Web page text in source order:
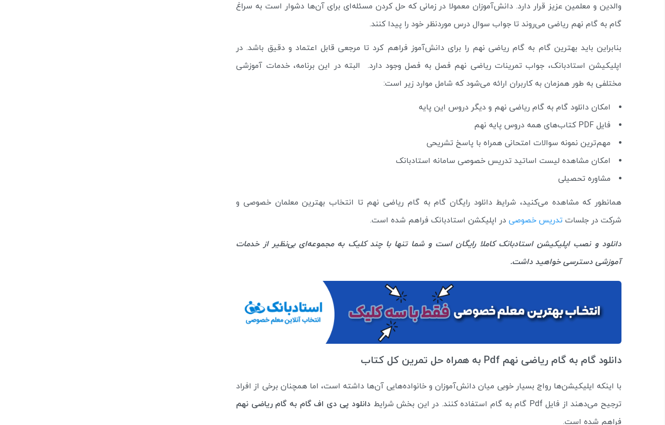
والدین و معلمین عزیز قرار دارد. دانش‌آموزان معمولا در زمانی که حل کردن مسئله‌ای برای آن‌ها دشوار است به سراغ
گام به گام نهم ریاضی می‌روند تا جواب سوال درس موردنظر خود را پیدا کنند.
بنابراین باید بهترین گام به گام ریاضی نهم را برای دانش‌آموز فراهم کرد تا مرجعی قابل اعتماد و دقیق باشد. در
اپلیکیشن استادبانک، جواب تمرینات ریاضی نهم فصل به فصل وجود دارد. البته در این برنامه، خدمات آموزشی
مختلفی به طور همزمان به کاربران ارائه می‌شود که شامل موارد زیر است:
امکان دانلود گام به گام ریاضی نهم و دیگر دروس این پایه
فایل PDF کتاب‌های همه دروس پایه نهم
مهم‌ترین نمونه سوالات امتحانی همراه با پاسخ تشریحی
امکان مشاهده لیست اساتید تدریس خصوصی سامانه استادبانک
مشاوره تحصیلی
همانطور که مشاهده می‌کنید، شرایط دانلود رایگان گام به گام ریاضی نهم تا انتخاب بهترین معلمان خصوصی و
شرکت در جلسات تدریس خصوصی در اپلیکشن استادبانک فراهم شده است.
دانلود و نصب اپلیکیشن استادبانک کاملا رایگان است و شما تنها با چند کلیک به مجموعه‌ای بی‌نظیر از خدمات
آموزشی دسترسی خواهید داشت.
دانلود گام به گام ریاضی نهم Pdf به همراه حل تمرین کل کتاب
با اینکه ایلیکیشن‌ها رواج بسیار خوبی میان دانش‌آموزان و خانواده‌هایی آن‌ها داشته است، اما همچنان برخی از افراد
ترجیح می‌دهند از فایل Pdf گام به گام استفاده کنند. در این بخش شرایط
دانلود پی‌ دی اف گام به گام ریاضی نهم
فراهم شده است.